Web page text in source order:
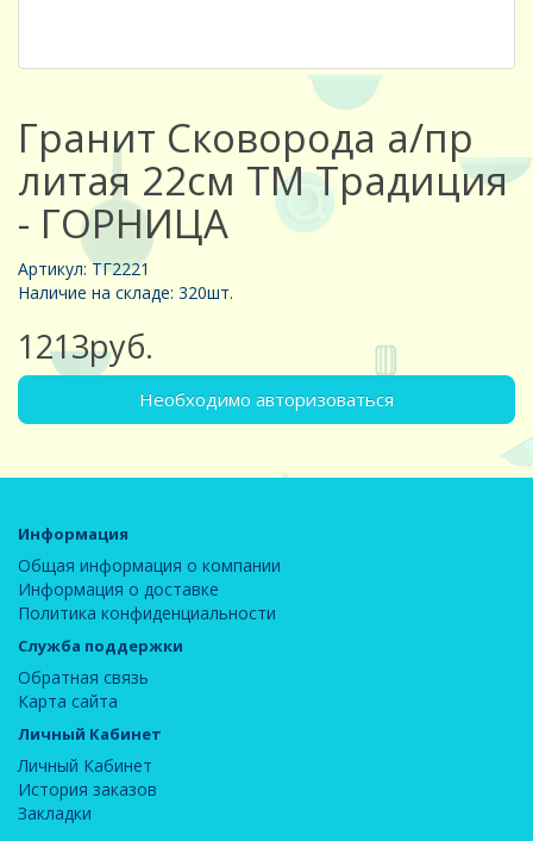
Гранит Сковорода а/пр
литая 22см ТМ Традиция
- ГОРНИЦА
Артикул: ТГ2221
Наличие на складе: 320шт.
1213руб.
Необходимо авторизоваться
Информация
Общая информация о компании
Информация о доставке
Политика конфиденциальности
Служба поддержки
Обратная связь
Карта сайта
Личный Кабинет
Личный Кабинет
История заказов
Закладки